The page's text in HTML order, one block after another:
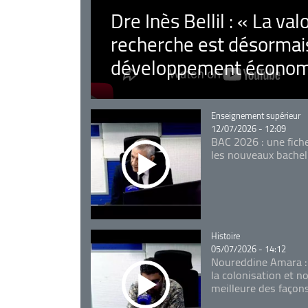
Dre Inès Bellil : « La
recherche est
développement
Catégorie
Enseignement supérieur
12/07/2026 - 12:09
BAC 2026 : une
les nouveaux
Catégorie
Histoire
05/07/2026 - 14:12
Noureddine Amara
la colonisation et
meilleure des